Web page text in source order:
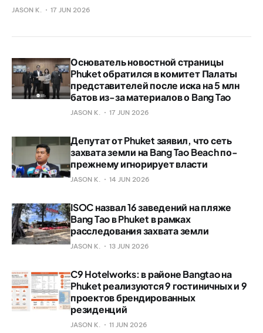
JASON K. 17 JUN 2026
Основатель новостной страницы
Phuket обратился в комитет Палаты
представителей после иска на 5 млн
батов из-за материалов о Bang Tao
JASON K. 17 JUN 2026
Депутат от Phuket заявил, что сеть
захвата земли на Bang Tao Beach по-
прежнему игнорирует власти
JASON K. 14 JUN 2026
ISOC назвал 16 заведений на пляже
Bang Tao в Phuket в рамках
расследования захвата земли
JASON K. 13 JUN 2026
C9 Hotelworks: в районе Bangtao на
Phuket реализуются 9 гостиничных и 9
проектов брендированных
резиденций
JASON K. 11 JUN 2026